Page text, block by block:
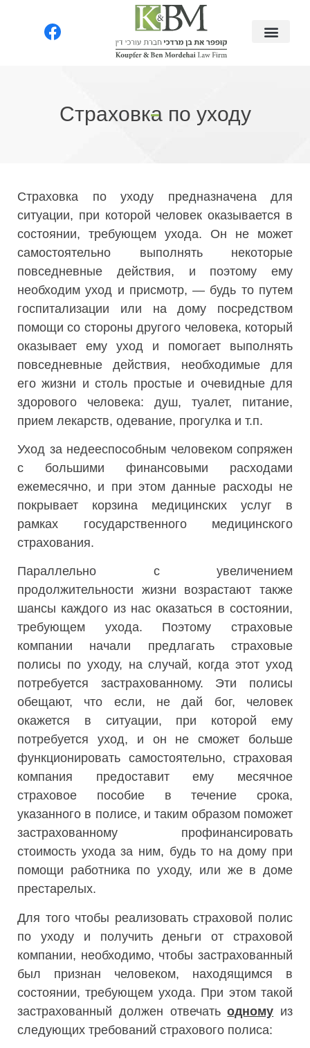
Страховка по уходу​
Страховка по уходу предназначена для
ситуации, при которой человек оказывается в
состоянии, требующем ухода. Он не может
самостоятельно выполнять некоторые
повседневные действия, и поэтому ему
необходим уход и присмотр, — будь то путем
госпитализации или на дому посредством
помощи со стороны другого человека, который
оказывает ему уход и помогает выполнять
повседневные действия, необходимые для
его жизни и столь простые и очевидные для
здорового человека: душ, туалет, питание,
прием лекарств, одевание, прогулка и т.п.
Уход за недееспособным человеком сопряжен
с большими финансовыми расходами
ежемесячно, и при этом данные расходы не
покрывает корзина медицинских услуг в
рамках государственного медицинского
страхования.
Параллельно с увеличением
продолжительности жизни возрастают также
шансы каждого из нас оказаться в состоянии,
требующем ухода. Поэтому страховые
компании начали предлагать страховые
полисы по уходу, на случай, когда этот уход
потребуется застрахованному. Эти полисы
обещают, что если, не дай бог, человек
окажется в ситуации, при которой ему
потребуется уход, и он не сможет больше
функционировать самостоятельно, страховая
компания предоставит ему месячное
страховое пособие в течение срока,
указанного в полисе, и таким образом поможет
застрахованному профинансировать
стоимость ухода за ним, будь то на дому при
помощи работника по уходу, или же в доме
престарелых.
Для того чтобы реализовать страховой полис
по уходу и получить деньги от страховой
компании, необходимо, чтобы застрахованный
был признан человеком, находящимся в
состоянии, требующем ухода. При этом такой
застрахованный должен отвечатьодному из
следующих требований страхового полиса: